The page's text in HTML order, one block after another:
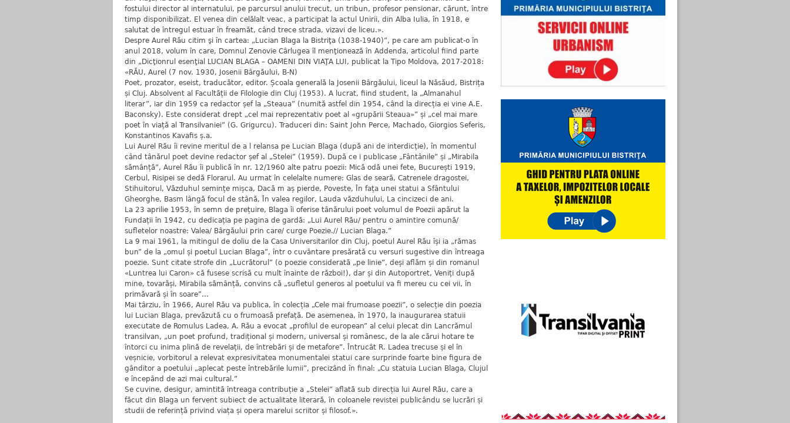
fostului director al internatului, pe parcursul anului trecut, un tribun, profesor pensionar, cărunt, între
timp disponibilizat. El venea din celălalt veac, a participat la actul Unirii, din Alba Iulia, în 1918, e
salutat de întregul estuar în freamăt, când trece strada, vizavi de liceu.».
Despre Aurel Rău citim şi în cartea: „Lucian Blaga la Bistriţa (1038-1940)”, pe care am publicat-o în
anul 2018, volum în care, Domnul Zenovie Cârlugea îl menţionează în Addenda, articolul fiind parte
din „Dicţionrul esenţial LUCIAN BLAGA – OAMENI DIN VIAŢA LUI, publicat la Tipo Moldova, 2017-2018:
«RĂU, Aurel (7 nov. 1930, Josenii Bârgăului, B-N)
Poet, prozator, eseist, traducător, editor. Școala generală la Josenii Bârgăului, liceul la Năsăud, Bistrița
și Cluj. Absolvent al Facultății de Filologie din Cluj (1953). A lucrat, fiind student, la „Almanahul
literar”, iar din 1959 ca redactor șef la „Steaua” (numită astfel din 1954, când la direcția ei vine A.E.
Baconsky). Este considerat drept „cel mai reprezentativ poet al «grupării Steaua»” și „cel mai mare
poet în viață al Transilvaniei” (G. Grigurcu). Traduceri din: Saint John Perce, Machado, Giorgios Seferis,
Konstantinos Kavafis ș.a.
Lui Aurel Rău îi revine meritul de a l relansa pe Lucian Blaga (după ani de interdicție), în momentul
când tânărul poet devine redactor șef al „Stelei” (1959). După ce i publicase „Fântânile” și „Mirabila
sămânță”, Aurel Rău îi publică în nr. 12/1960 alte patru poezii: Mică odă unei fete, București 1919,
Cerbul, Risipei se dedă Florarul. Au urmat în celelalte numere: Glas de seară, Catrenele dragostei,
Stihuitorul, Văzduhul semințe mișca, Dacă m aș pierde, Poveste, În fața unei statui a Sfântului
Gheorghe, Basm lângă focul de stână, În valea regilor, Lauda văzduhului, La cincizeci de ani.
La 23 aprilie 1953, în semn de prețuire, Blaga îi oferise tânărului poet volumul de Poezii apărut la
Fundații în 1942, cu dedicația pe pagina de gardă: „Lui Aurel Rău/ pentru o amintire comună/
sufletelor noastre: Valea/ Bârgăului prin care/ curge Poezie.// Lucian Blaga.”
La 9 mai 1961, la mitingul de doliu de la Casa Universitarilor din Cluj, poetul Aurel Rău își ia „rămas
bun” de la „omul și poetul Lucian Blaga”, într o cuvântare presărată cu versuri sugestive din întreaga
poezie. Sunt citate strofe din „Lucrătorul” (o poezie considerată „pe linie”, deși aflăm și din romanul
«Luntrea lui Caron» că fusese scrisă cu mult înainte de război!), dar și din Autoportret, Veniți după
mine, tovarăși, Mirabila sămânță, convins că „sufletul generos al poetului va fi mereu cu cei vii, în
primăvară și în soare”…
Mai târziu, în 1966, Aurel Rău va publica, în colecția „Cele mai frumoase poezii”, o selecție din poezia
lui Lucian Blaga, prevăzută cu o frumoasă prefață. De asemenea, în 1970, la inaugurarea statuii
executate de Romulus Ladea, A. Rău a evocat „profilul de european” al celui plecat din Lancrămul
transilvan, „un poet profund, tradițional și modern, universal și românesc, de la ale cărui hotare te
întorci cu inima plină de revelații, de întrebări și de metafore”. Întrucât R. Ladea trecuse și el în
veșnicie, vorbitorul a relevat expresivitatea monumentalei statui care surprinde foarte bine figura de
gânditor a poetului „aplecat peste întrebările lumii”, precizând în final: „Cu statuia Lucian Blaga, Clujul
e începând de azi mai cultural.”
Se cuvine, desigur, amintită întreaga contribuție a „Stelei” aflată sub direcția lui Aurel Rău, care a
făcut din Blaga un fervent subiect de actualitate literară, în coloanele revistei publicându se lucrări și
studii de referință privind viața și opera marelui scriitor și filosof.».